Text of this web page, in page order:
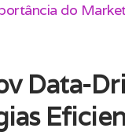
do
Data-